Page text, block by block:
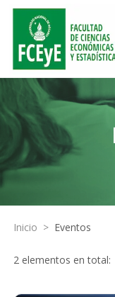
Inicio > Eventos
2 elementos en total: